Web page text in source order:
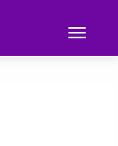
Toggle